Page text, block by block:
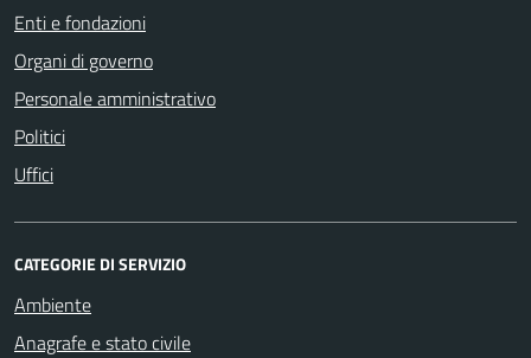
Enti e fondazioni
Organi di governo
Personale amministrativo
Politici
Uffici
CATEGORIE DI SERVIZIO
Ambiente
Anagrafe e stato civile